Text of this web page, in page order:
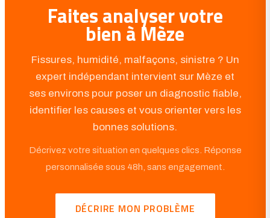
Faites analyser votre
bien à Mèze
Fissures, humidité, malfaçons, sinistre ? Un
expert indépendant intervient sur Mèze et
ses environs pour poser un diagnostic fiable,
identifier les causes et vous orienter vers les
bonnes solutions.
Décrivez votre situation en quelques clics. Réponse
personnalisée sous 48h, sans engagement.
DÉCRIRE MON PROBLÈME